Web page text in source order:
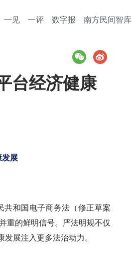
一见 一评 数字报 南方民间智库
台经济健康
展
和国电子商务法（修正草案
重的鲜明信号。严法明规不仅
展注入更多法治动力。